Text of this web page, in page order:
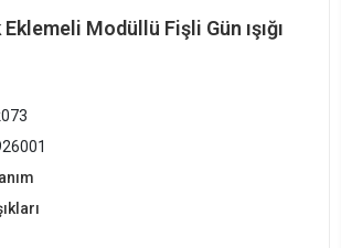
Eklemeli Modüllü Fişli Gün ışığı